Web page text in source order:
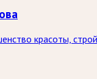
красоты,